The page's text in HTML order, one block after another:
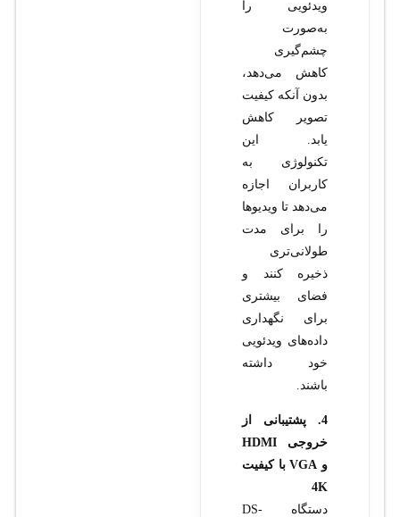
ویدئویی را
به‌صورت
چشم‌گیری
کاهش می‌دهد،
بدون آنکه کیفیت
تصویر کاهش
یابد. این
تکنولوژی به
کاربران اجازه
می‌دهد تا ویدیوها
را برای مدت
طولانی‌تری
ذخیره کنند و
فضای بیشتری
برای نگهداری
داده‌های ویدئویی
خود داشته
باشند.
4. پشتیبانی از
خروجی HDMI
و VGA با کیفیت
4K
دستگاه DS-